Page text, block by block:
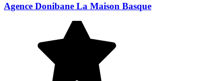
Agence Donibane La Maison Basque